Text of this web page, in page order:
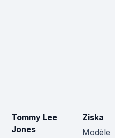
Tommy Lee
Jones
Ziska
Modèle